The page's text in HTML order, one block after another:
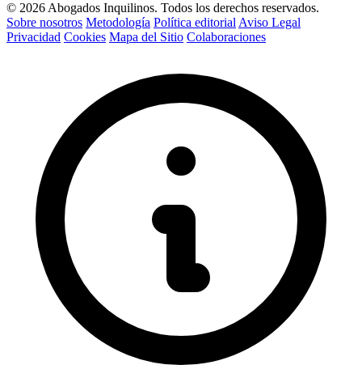
© 2026 Abogados Inquilinos. Todos los derechos reservados.
Sobre nosotros Metodología Política editorial Aviso Legal
Privacidad Cookies Mapa del Sitio Colaboraciones